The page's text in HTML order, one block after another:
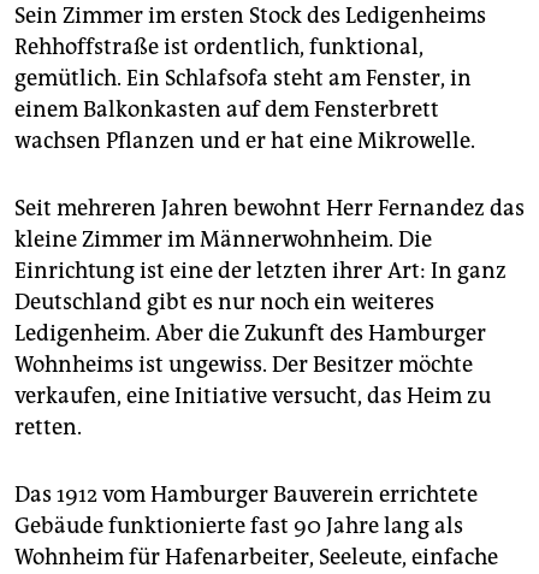
abo
genossenschaft
epaper login
Sein Zimmer im ersten Stock des Ledigenheims
Rehhoffstraße ist ordentlich, funktional,
gemütlich. Ein Schlafsofa steht am Fenster, in
einem Balkonkasten auf dem Fensterbrett
wachsen Pflanzen und er hat eine Mikrowelle.
Seit mehreren Jahren bewohnt Herr Fernandez das
kleine Zimmer im Männerwohnheim. Die
Einrichtung ist eine der letzten ihrer Art: In ganz
Deutschland gibt es nur noch ein weiteres
Ledigenheim. Aber die Zukunft des Hamburger
Wohnheims ist ungewiss. Der Besitzer möchte
verkaufen, eine Initiative versucht, das Heim zu
retten.
Das 1912 vom Hamburger Bauverein errichtete
Gebäude funktionierte fast 90 Jahre lang als
Wohnheim für Hafenarbeiter, Seeleute, einfache